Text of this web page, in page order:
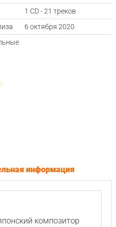
1 CD - 21 треков
6 октября 2020
информация
композитор